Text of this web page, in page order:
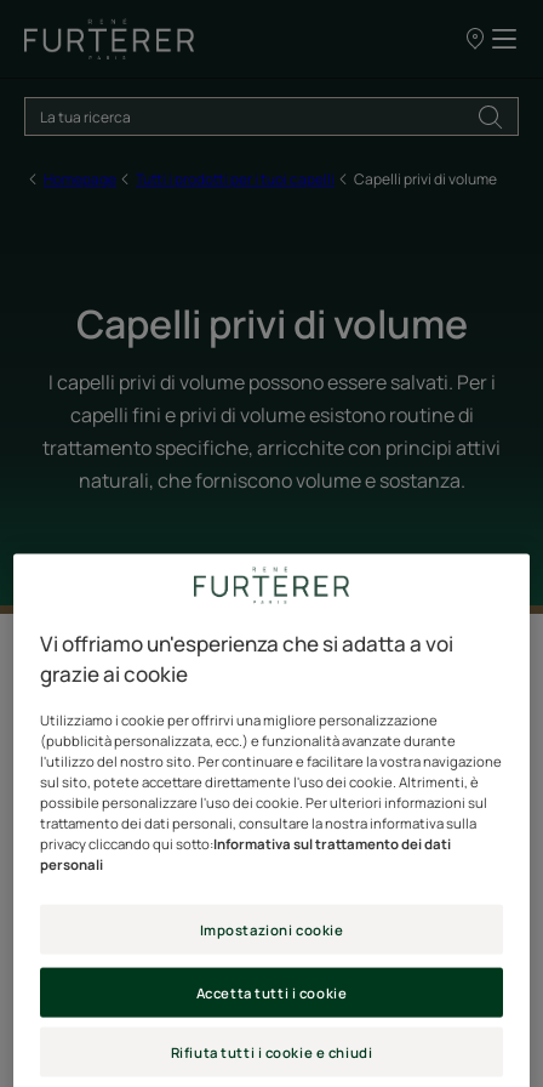
vendita
Homepage Tutti i prodotti per i tuoi capelli Capelli privi di volume
Capelli privi di volume
I capelli privi di volume possono essere salvati. Per i
capelli fini e privi di volume esistono routine di
trattamento specifiche, arricchite con principi attivi
naturali, che forniscono volume e sostanza.
Filtra prodotti
7 risultati "Capelli privi di volume"
Shampoo
secco
invisibile
NATURIA
Spray
texturizzante
Vi offriamo un'esperienza che si adatta a voi
grazie ai cookie
Utilizziamo i cookie per offrirvi una migliore personalizzazione
(pubblicità personalizzata, ecc.) e funzionalità avanzate durante
l'utilizzo del nostro sito. Per continuare e facilitare la vostra navigazione
sul sito, potete accettare direttamente l'uso dei cookie. Altrimenti, è
possibile personalizzare l'uso dei cookie. Per ulteriori informazioni sul
trattamento dei dati personali, consultare la nostra informativa sulla
privacy cliccando qui sotto:Informativa sul trattamento dei dati
personali
Impostazioni cookie
Rifiuta tutti i cookie e chiudi
Accetta tutti i cookie